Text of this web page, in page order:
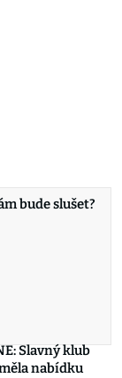
bude slušet?
Slavný klub
nabídku